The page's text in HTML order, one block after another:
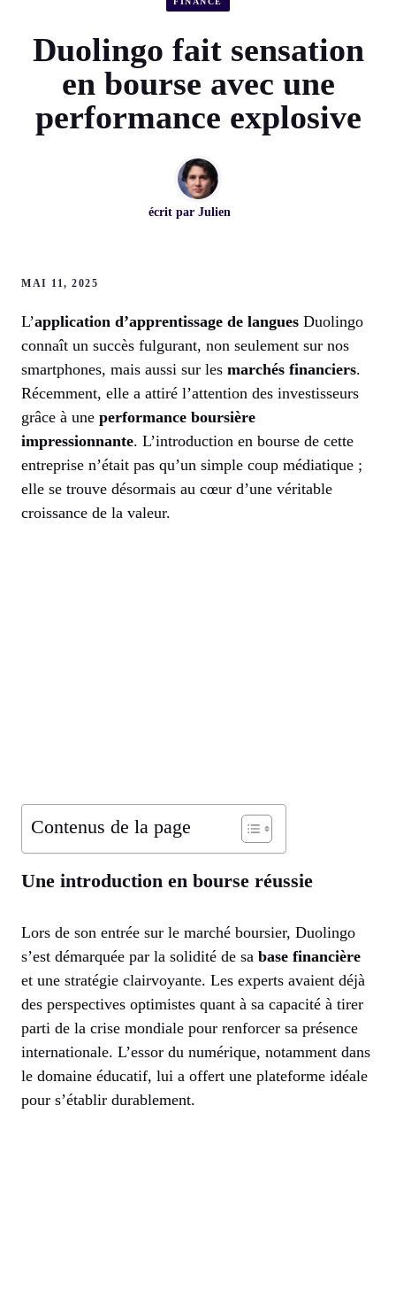
Duolingo fait sensation
en bourse avec une
performance explosive
écrit par Julien
MAI 11, 2025
L’application d’apprentissage de langues Duolingo
connaît un succès fulgurant, non seulement sur nos
smartphones, mais aussi sur les marchés financiers.
Récemment, elle a attiré l’attention des investisseurs
grâce à une performance boursière
impressionnante. L’introduction en bourse de cette
entreprise n’était pas qu’un simple coup médiatique ;
elle se trouve désormais au cœur d’une véritable
croissance de la valeur.
Contenus de la page
Une introduction en bourse réussie
Lors de son entrée sur le marché boursier, Duolingo
s’est démarquée par la solidité de sa base financière
et une stratégie clairvoyante. Les experts avaient déjà
des perspectives optimistes quant à sa capacité à tirer
parti de la crise mondiale pour renforcer sa présence
internationale. L’essor du numérique, notamment dans
le domaine éducatif, lui a offert une plateforme idéale
pour s’établir durablement.